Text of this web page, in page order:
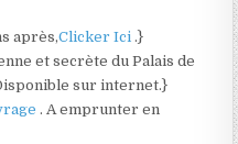
après,Clicker Ici .}
et secrète du Palais de
sur internet.}
. A emprunter en